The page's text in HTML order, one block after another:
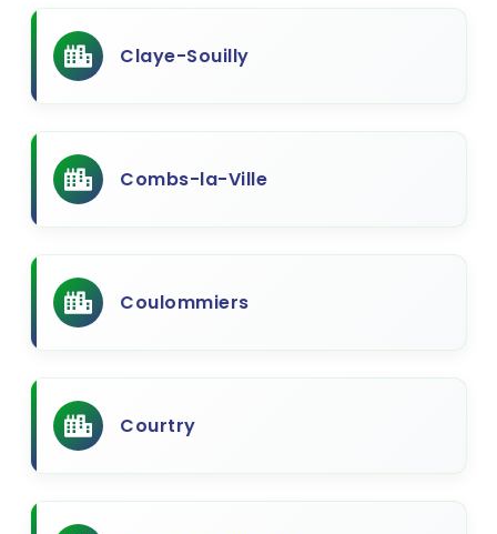
Claye-Souilly
Combs-la-Ville
Coulommiers
Courtry